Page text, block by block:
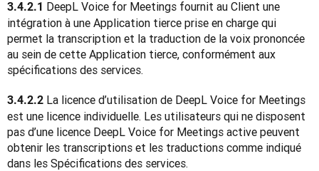
3.4.2.1 DeepL Voice for Meetings fournit au Client une
intégration à une Application tierce prise en charge qui
permet la transcription et la traduction de la voix prononcée
au sein de cette Application tierce, conformément aux
spécifications des services.
3.4.2.2 La licence d’utilisation de DeepL Voice for Meetings
est une licence individuelle. Les utilisateurs qui ne disposent
pas d’une licence DeepL Voice for Meetings active peuvent
obtenir les transcriptions et les traductions comme indiqué
dans les Spécifications des services.